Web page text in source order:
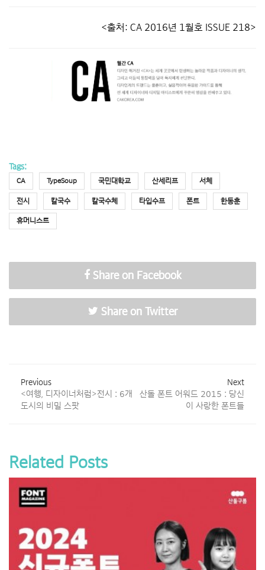
<출처: CA 2016년 1월호 ISSUE 218>
Tags:
CA TypeSoup 국민대학교 산세리프 서체
전시 칼국수 칼국수체 타입수프 폰트 한동훈
휴머니스트
Share on Facebook
Share on Twitter
Previous
<여행, 디자이너처럼>전시 : 6개
도시의 비밀 스팟
Next
산돌 폰트 어워드 2015 : 당신
이 사랑한 폰트들
Related Posts